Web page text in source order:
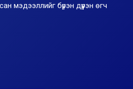
мэдээллийг бүрэн дүүрэн өгч